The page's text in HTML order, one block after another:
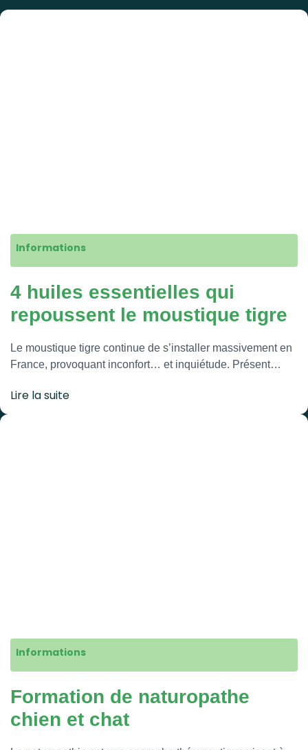
Informations
4 huiles essentielles qui
repoussent le moustique tigre
Le moustique tigre continue de s’installer massivement en
France, provoquant inconfort… et inquiétude. Présent…
Lire la suite
Informations
Formation de naturopathe
chien et chat